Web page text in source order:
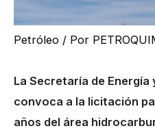
Petróleo / Por
La Secretaría de Energía
convoca a la licitación
años del área